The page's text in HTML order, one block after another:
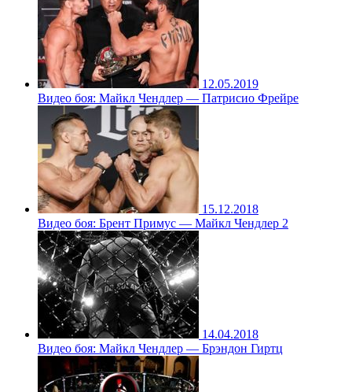
12.05.2019
Видео боя: Майкл Чендлер — Патрисио Фрейре
15.12.2018
Видео боя: Брент Примус — Майкл Чендлер 2
14.04.2018
Видео боя: Майкл Чендлер — Брэндон Гиртц